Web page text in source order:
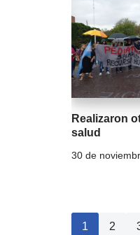
Realizaron
salud
30 de
1 2